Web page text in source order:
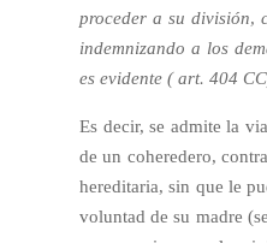
proceder a su división,
indemnizando a los
es evidente ( art. 404
Es decir, se admite la
de un coheredero,
hereditaria, sin que le
voluntad de su madre